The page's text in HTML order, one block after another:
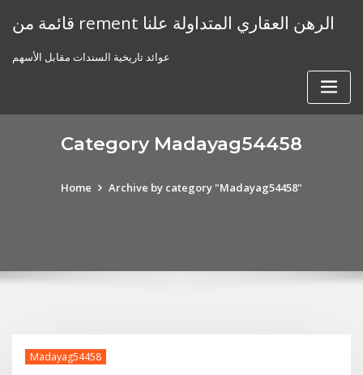
قائمة من rement الرهن العقاري المتداولة علنا
عوائد تاريخية السندات مقابل الأسهم
Category Madayag54458
Home Archive by category "Madayag54458"
Madayag54458